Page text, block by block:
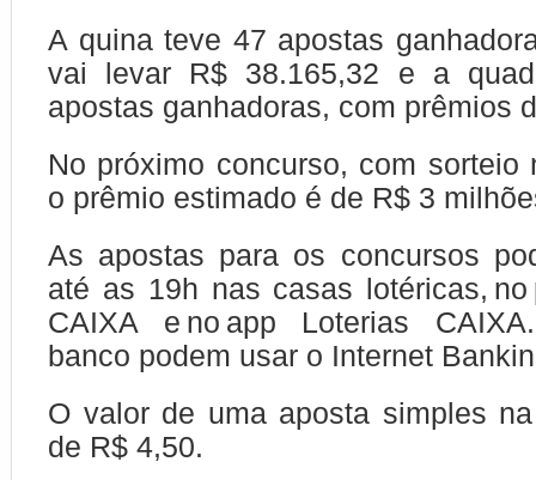
A quina teve 47 apostas
vai levar R$ 38.165,32 e a
apostas ganhadoras, com prêmios
No próximo concurso, com sorteio
o prêmio estimado é de R$ 3
As apostas para os concursos
até as 19h nas casas lotéricas, no
CAIXA e no app Loterias
banco podem usar o Internet
O valor de uma aposta simples
de R$ 4,50.